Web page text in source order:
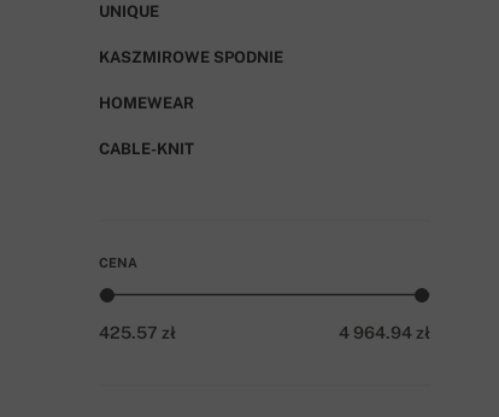
UNIQUE
KASZMIROWE SPODNIE
HOMEWEAR
CABLE-KNIT
CENA
425.57 zł 4 964.94 zł